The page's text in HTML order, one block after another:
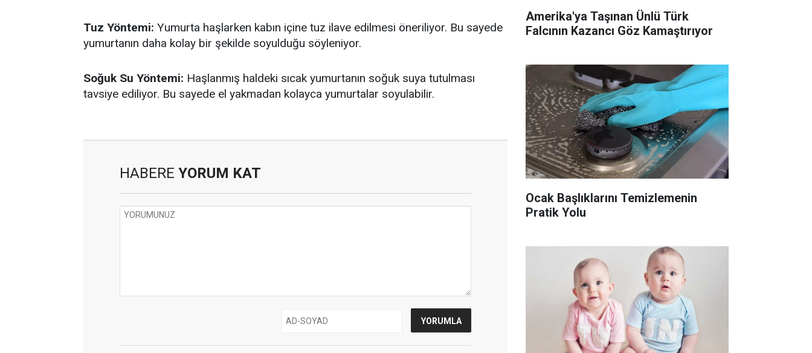
Tuz Yöntemi: Yumurta haşlarken kabın içine tuz ilave edilmesi öneriliyor. Bu sayede
yumurtanın daha kolay bir şekilde soyulduğu söyleniyor.
Soğuk Su Yöntemi: Haşlanmış haldeki sıcak yumurtanın soğuk suya tutulması
tavsiye ediliyor. Bu sayede el yakmadan kolayca yumurtalar soyulabilir.
HABERE YORUM KAT
Amerika'ya Taşınan Ünlü Türk
Falcının Kazancı Göz Kamaştırıyor
Ocak Başlıklarını Temizlemenin
Pratik Yolu